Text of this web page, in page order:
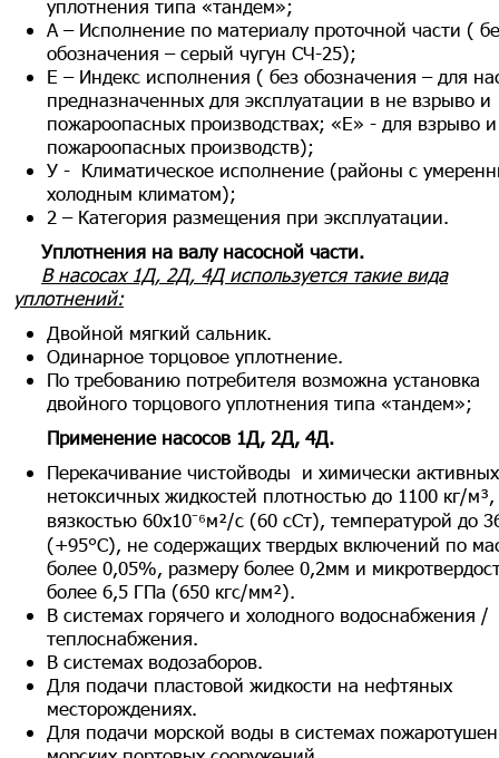
уплотнения типа «тандем»;
А – Исполнение по материалу проточной части (
обозначения – серый чугун СЧ-25);
Е – Индекс исполнения ( без обозначения – для
предназначенных для эксплуатации в не взрыво и
пожароопасных производствах; «Е» - для взрыво и
пожароопасных производств);
У - Климатическое исполнение (районы с
холодным климатом);
2 – Категория размещения при эксплуатации.
Уплотнения на валу насосной части.
В насосах 1Д, 2Д, 4Д используется такие вида
уплотнений:
Двойной мягкий сальник.
Одинарное торцовое уплотнение.
По требованию потребителя возможна установка
двойного торцового уплотнения типа «тандем»;
Применение насосов 1Д, 2Д, 4Д.
Перекачивание чистойводы и химически активных
нетоксичных жидкостей плотностью до 1100 кг/м³,
вязкостью 60х10⁻⁶м²/с (60 сСт), температурой до
(+95°С), не содержащих твердых включений по
более 0,05%, размеру более 0,2мм и
более 6,5 ГПа (650 кгс/мм²).
В системах горячего и холодного водоснабжения /
теплоснабжения.
В системах водозаборов.
Для подачи пластовой жидкости на нефтяных
месторождениях.
Для подачи морской воды в системах